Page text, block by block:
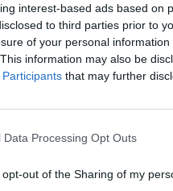
interest-based ads based on
to third parties prior to
of your personal
information may also be
that may further
Data Processing Opt Outs
out of the Sharing of my
- EVENTO
Ministero della
il ritorno
e pubblichiamo il
- EVENTO